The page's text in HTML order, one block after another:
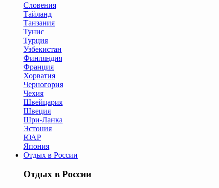
Словения
Тайланд
Танзания
Тунис
Турция
Узбекистан
Финляндия
Франция
Хорватия
Черногория
Чехия
Швейцария
Швеция
Шри-Ланка
Эстония
ЮАР
Япония
Отдых в России
Отдых в России